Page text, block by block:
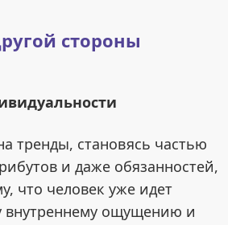
стороны
тренды, становясь частью
и даже обязанностей,
что человек уже идет
внутреннему ощущению и